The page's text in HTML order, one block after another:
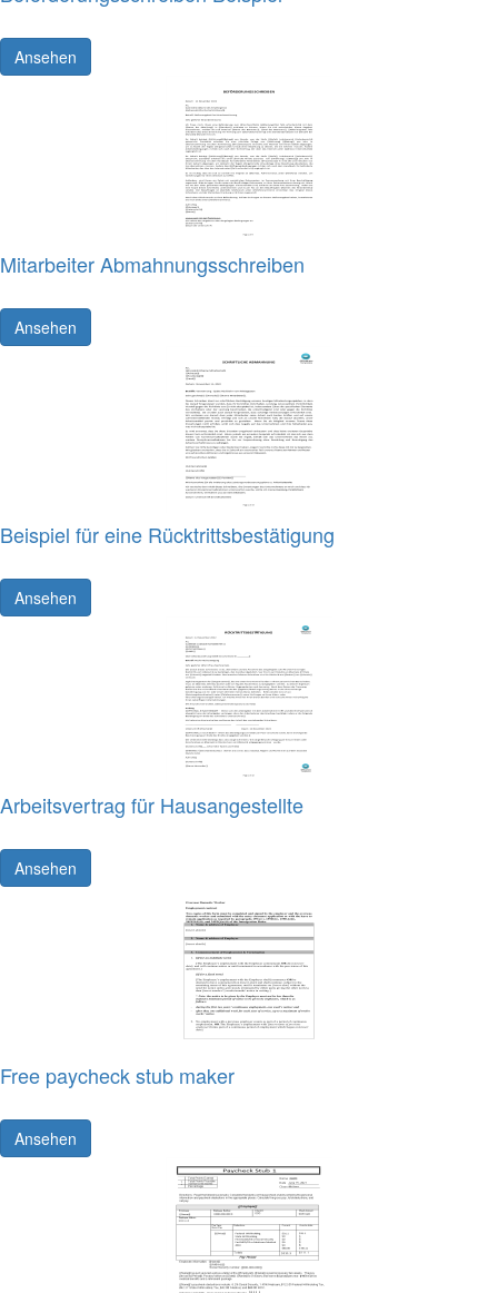
Ansehen
Mitarbeiter Abmahnungsschreiben
Ansehen
Beispiel für eine Rücktrittsbestätigung
Ansehen
Arbeitsvertrag für Hausangestellte
Ansehen
Free paycheck stub maker
Ansehen